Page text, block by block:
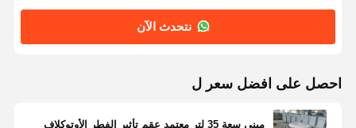
نتحدث الآن
احصل على افضل سعر ل
ميني سعة 35 لتر معتمد عقم تأثير الفطر الأوتوكلاف